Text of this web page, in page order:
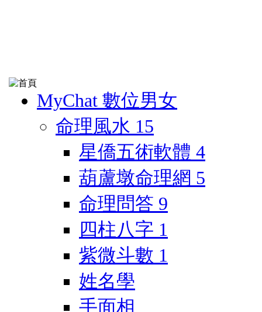
MyChat 數位男女
命理風水 15
星僑五術軟體 4
葫蘆墩命理網 5
命理問答 9
四柱八字 1
紫微斗數 1
姓名學
手面相